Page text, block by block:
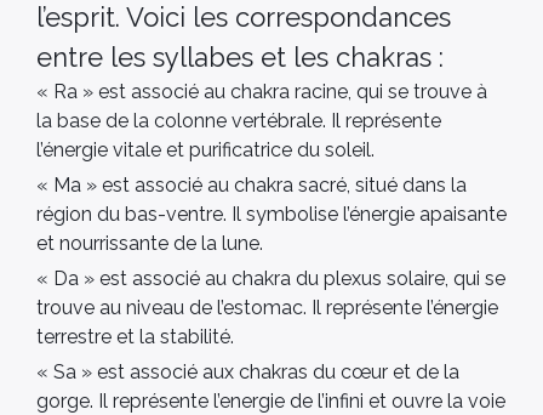
l’esprit. Voici les correspondances
entre les syllabes et les chakras :
« Ra » est associé au chakra racine, qui se trouve à
la base de la colonne vertébrale. Il représente
l’énergie vitale et purificatrice du soleil.
« Ma » est associé au chakra sacré, situé dans la
région du bas-ventre. Il symbolise l’énergie apaisante
et nourrissante de la lune.
« Da » est associé au chakra du plexus solaire, qui se
trouve au niveau de l’estomac. Il représente l’énergie
terrestre et la stabilité.
« Sa » est associé aux chakras du cœur et de la
gorge. Il représente l’energie de l’infini et ouvre la voie